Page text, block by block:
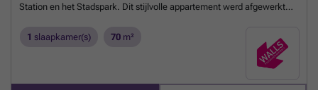
Station en het Stadspark. Dit stijlvolle appartement werd afgewerkt
designachtige uitstraling. De lichtrijke woonkamer, vernieuwde
keuken met alle comfort, gezellige slaapkamer met ingemaakte
kasten en badkamer met inloopdouche zorgen voor een instapklaar
en gemeenschappelijke fietsenberging. EPC: 199 kWh/m² per jaar,
1 slaapkamer(s) 70 m²